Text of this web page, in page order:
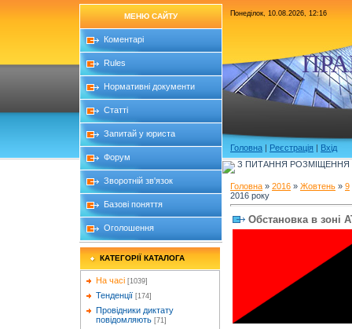
МЕНЮ САЙТУ
Коментарі
Rules
Нормативні документи
Статті
Запитай у юриста
Форум
Зворотній зв'язок
Базові поняття
Оголошення
КАТЕГОРІЇ КАТАЛОГА
На часі [1039]
Тенденції [174]
Провідники диктату
повідомляють [71]
Понеділок, 10.08.2026, 12:16
Головна | Реєстрація | Вхід
З ПИТАННЯ РОЗМІЩЕННЯ
Головна » 2016 » Жовтень » 9
2016 року
Обстановка в зоні